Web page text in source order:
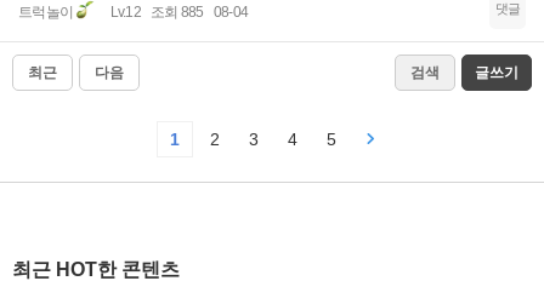
트럭놀이 Lv.12 조회 885 08-04 댓글
최근 다음 검색 글쓰기
1 2 3 4 5
최근 HOT한 콘텐츠